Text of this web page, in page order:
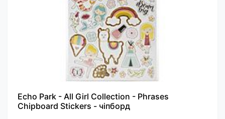
Echo Park - All Girl Collection - Phrases
Chipboard Stickers - чіпборд